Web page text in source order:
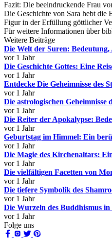
Fazit: Die beeindruckende Frau
Die Geschichte von Sara hebt die
Figur in der Erfüllung göttlicher
Für weitere Informationen über
Weitere Beiträge
Die Welt der Suren:
vor 1 Jahr
Die Geschichte Gottes: Eine
vor 1 Jahr
Entdecke Die Geheimnisse des
vor 1 Jahr
Die astrologischen Geheimnisse
vor 1 Jahr
Die Reiter der Apokalypse:
vor 1 Jahr
Geburtstag im Himmel: Ein
vor 1 Jahr
Die Magie des Kirchenaltars:
vor 1 Jahr
Die vielfältigen Facetten von
vor 1 Jahr
Die tiefere Symbolik des
vor 1 Jahr
Die Wurzeln des Buddhismus
vor 1 Jahr
Folge uns